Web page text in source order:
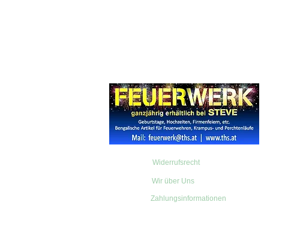
Widerrufsrecht
Wir über Uns
Zahlungsinformationen